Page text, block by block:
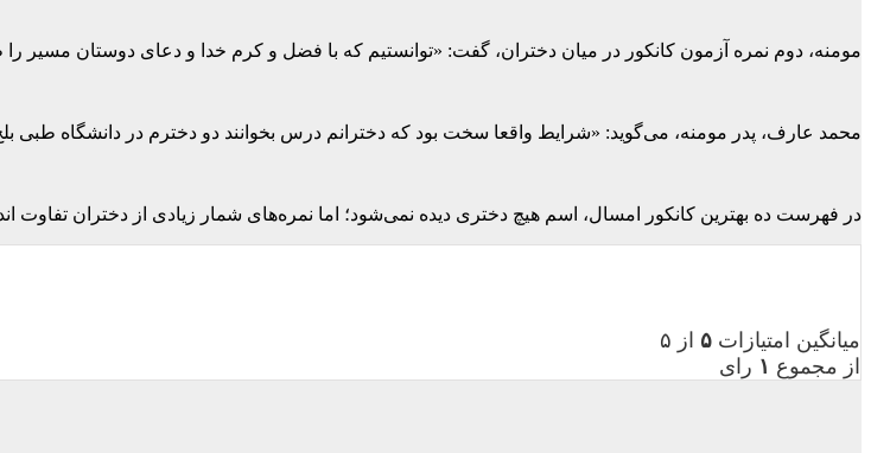
مومنه، دوم نمره آزمون کانکور در میان دختران، گفت: «توانستیم که با فضل و کرم خدا و دعای دوستان مسیر
محمد عارف، پدر مومنه، می‌گوید: «شرایط واقعا سخت بود که دخترانم درس بخوانند دو دخترم در دانشگاه طبی
در فهرست ده بهترین کانکور امسال، اسم هیچ دختری دیده نمی‌شود؛ اما نمره‌های شمار زیادی از دختران تفاوت
میانگین امتیازات ۵ از ۵
از مجموع ۱ رای